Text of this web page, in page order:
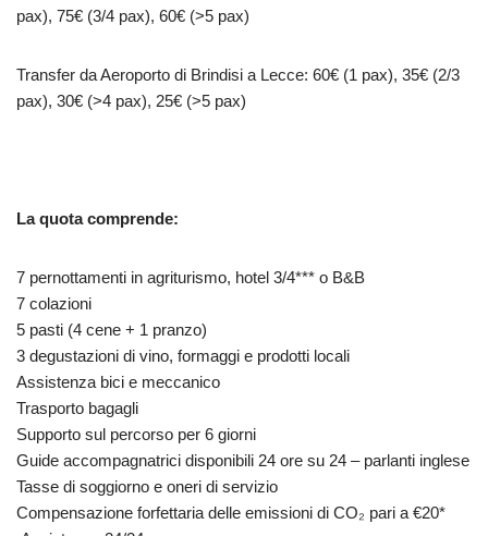
pax), 75€ (3/4 pax), 60€ (>5 pax)
Transfer da Aeroporto di Brindisi a Lecce: 60€ (1 pax), 35€ (2/3
pax), 30€ (>4 pax), 25€ (>5 pax)
La quota comprende:
7 pernottamenti in agriturismo, hotel 3/4*** o B&B
7 colazioni
5 pasti (4 cene + 1 pranzo)
3 degustazioni di vino, formaggi e prodotti locali
Assistenza bici e meccanico
Trasporto bagagli
Supporto sul percorso per 6 giorni
Guide accompagnatrici disponibili 24 ore su 24 – parlanti inglese
Tasse di soggiorno e oneri di servizio
Compensazione forfettaria delle emissioni di CO₂ pari a €20*